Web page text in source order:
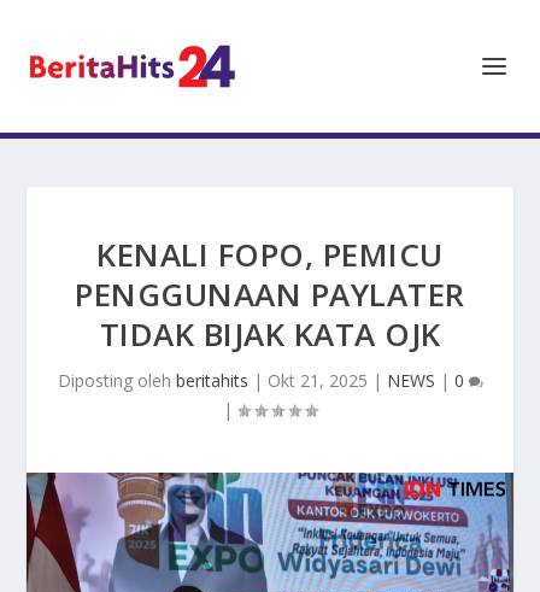
KENALI FOPO, PEMICU
PENGGUNAAN PAYLATER
TIDAK BIJAK KATA OJK
Diposting oleh beritahits | Okt 21, 2025 | NEWS | 0
|